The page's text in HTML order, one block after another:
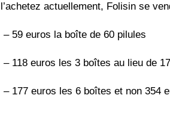
l’achetez actuellement, Folisin se
– 59 euros la boîte de 60 pilules
– 118 euros les 3 boîtes au lieu de
– 177 euros les 6 boîtes et non 354